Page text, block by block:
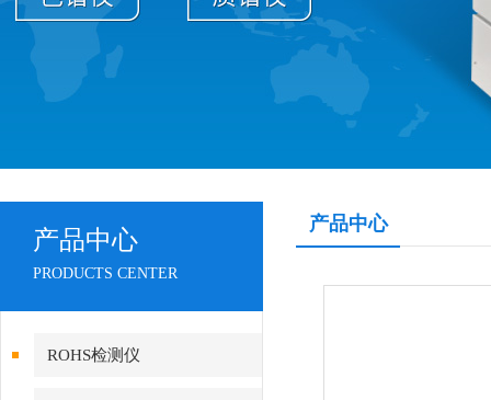
产品中心
PRODUCTS CENTER
ROHS检测仪
产品中心